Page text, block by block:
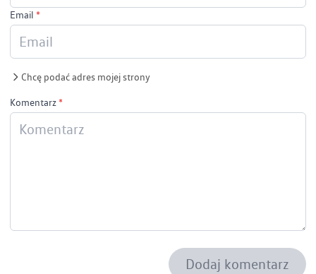
Email *
Chcę podać adres mojej strony
Komentarz *
Dodaj komentarz